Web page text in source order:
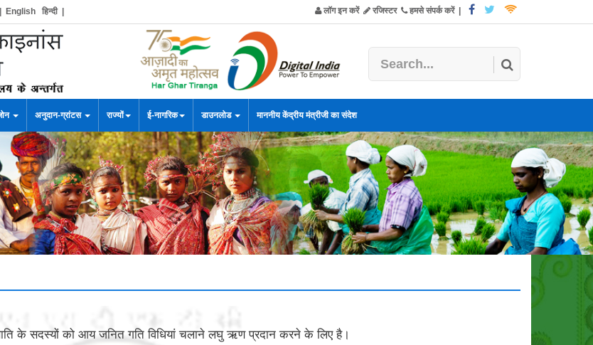
English हिन्दी| लॉग इन करें रजिस्टर हमसे संपर्क करें|
अनुदान-ग्रांटस राज्यों ई-नागरिक डाउनलोड माननीय केंद्रीय मंत्रीजी का संदेश
के सदस्यों को आय जनित गति विधियां चलाने लघु ऋण प्रदान करने के लिए है।